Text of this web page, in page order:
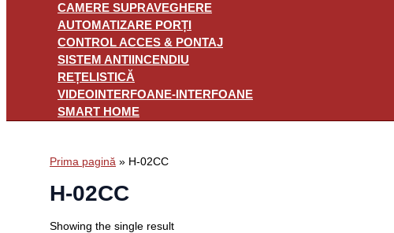
CAMERE SUPRAVEGHERE
AUTOMATIZARE PORȚI
CONTROL ACCES & PONTAJ
SISTEM ANTIINCENDIU
REȚELISTICĂ
VIDEOINTERFOANE-INTERFOANE
SMART HOME
Prima pagină » H-02CC
H-02CC
Showing the single result